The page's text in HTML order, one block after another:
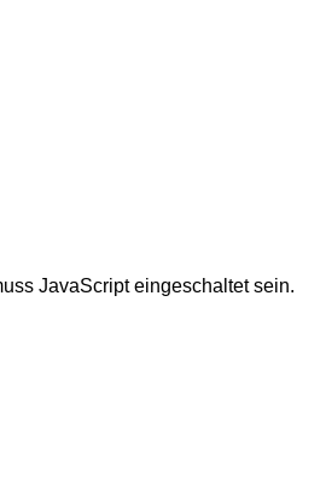
JavaScript eingeschaltet sein.